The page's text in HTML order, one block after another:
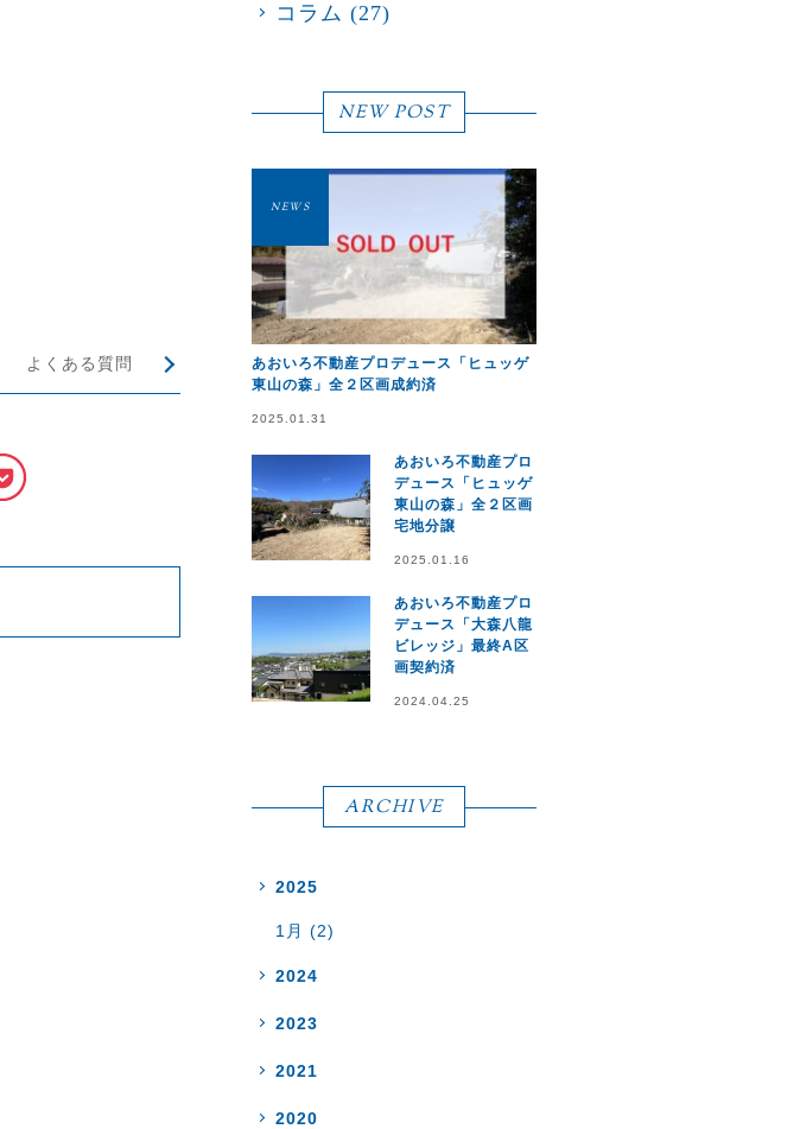
よくある質問
コラム (27)
NEW POST
NEWS
あおいろ不動産プロデュース「ヒュッゲ
東山の森」全２区画成約済
2025.01.31
あおいろ不動産プロ
デュース「ヒュッゲ
東山の森」全２区画
宅地分譲
2025.01.16
あおいろ不動産プロ
デュース「大森八龍
ビレッジ」最終A区
画契約済
2024.04.25
ARCHIVE
2025
1月 (2)
2024
2023
2021
2020